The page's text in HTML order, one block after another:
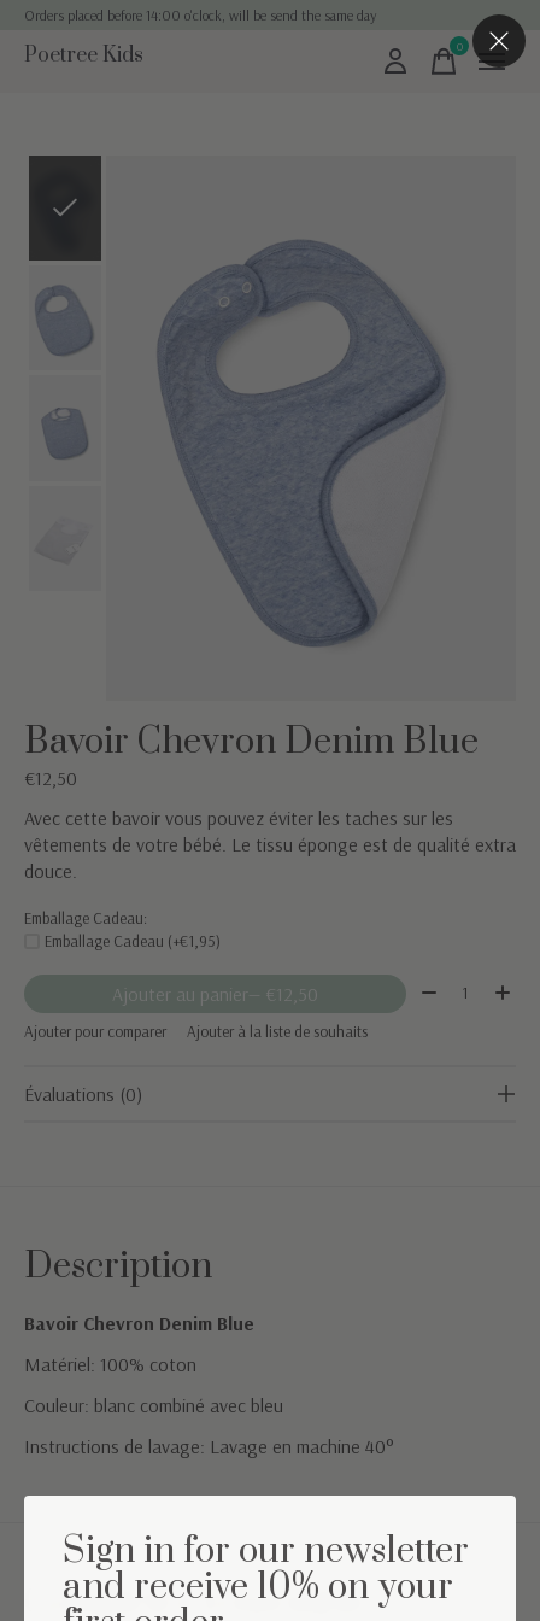
Orders placed before 14:00 o'clock, will be send the same day
Poetree Kids 0items
Bavoir Chevron Denim Blue
€12,50
Avec cette bavoir vous pouvez éviter les taches sur les
vêtements de votre bébé. Le tissu éponge est de qualité extra
douce.
Emballage Cadeau:
Emballage Cadeau (+€1,95)
Ajouter au panier — €12,50 Quantité:
Ajouter pour comparer Ajouter à la liste de souhaits
Évaluations (0)
Description
Bavoir Chevron Denim Blue
Matériel: 100% coton
Couleur: blanc combiné avec bleu
Instructions de lavage: Lavage en machine 40°
Complétez l'ensemble
Sign in for our newsletter
and receive 10% on your